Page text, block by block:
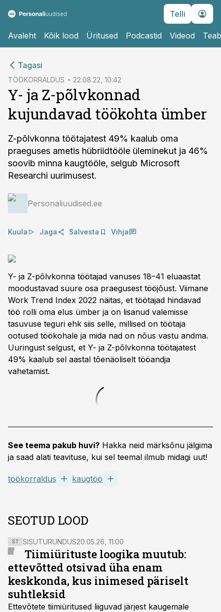
Telli
Avaleht Kõik lood Üritused Podcastid Videod
Tagasi
TÖÖKORRALDUS 22.08.22, 10:42
Y- ja Z-põlvkonnad
kujundavad töökohta ümber
Z-põlvkonna töötajatest 49% kaalub oma
praeguses ametis hübriidtööle üleminekut ja 46%
soovib minna kaugtööle, selgub Microsoft
Researchi uurimusest.
Personaliuudised.ee
Kuula Jaga Salvesta Vihja
Y- ja Z-põlvkonna töötajad vanuses 18–41 eluaastat
moodustavad suure osa praegusest tööjõust. Viimane
Work Trend Index 2022 näitas, et töötajad hindavad
töö rolli oma elus ümber ja on lisanud valemisse
tasuvuse teguri ehk siis selle, millised on töötaja
ootused töökohale ja mida nad on nõus vastu andma.
Uuringust selgust, et Y- ja Z-põlvkonna töötajatest
49% kaalub sel aastal tõenäoliselt tööandja
vahetamist.
See teema pakub huvi? Hakka neid märksõnu jälgima
ja saad alati teavituse, kui sel teemal ilmub midagi uut!
töökorraldus kaugtöö
SEOTUD LOOD
ST SISUTURUNDUS20.05.26, 11:00
Tiimiürituste loogika muutub:
ettevõtted otsivad üha enam
keskkonda, kus inimesed päriselt
suhtleksid
Ettevõtete tiimiüritused liiguvad järjest kaugemale